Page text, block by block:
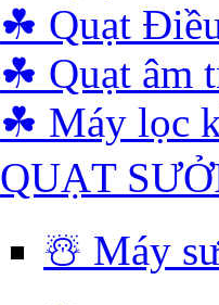
☘ Quạt
☘ Quạt âm
☘ Máy lọc
QUẠT
☃️ Máy